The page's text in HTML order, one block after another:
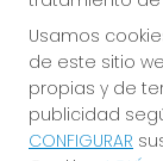
Usamos
de este sitio
propias y de
publicidad
CONFIGURAR